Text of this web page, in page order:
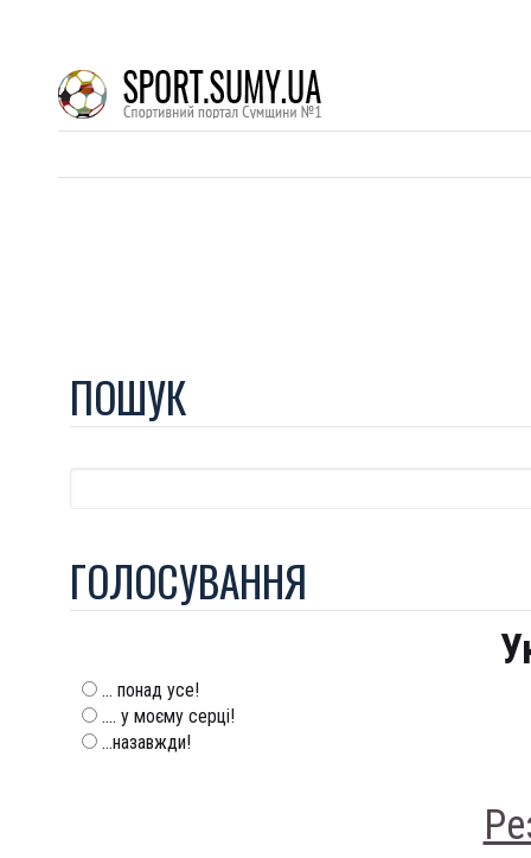
ПОШУК
ГОЛОСУВАННЯ
... понад усе!
.... у моєму серці!
...назавжди!